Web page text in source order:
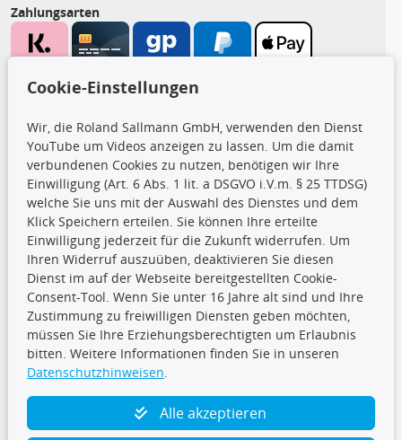
Zahlungsarten
CARAT Gruppe
Folge uns
Cookie-Einstellungen
Wir, die Roland Sallmann GmbH, verwenden den Dienst
YouTube um Videos anzeigen zu lassen. Um die damit
verbundenen Cookies zu nutzen, benötigen wir Ihre
Einwilligung (Art. 6 Abs. 1 lit. a DSGVO i.V.m. § 25 TTDSG)
welche Sie uns mit der Auswahl des Dienstes und dem
Klick Speichern erteilen. Sie können Ihre erteilte
Einwilligung jederzeit für die Zukunft widerrufen. Um
Ihren Widerruf auszuüben, deaktivieren Sie diesen
Dienst im auf der Webseite bereitgestellten Cookie-
Consent-Tool. Wenn Sie unter 16 Jahre alt sind und Ihre
Zustimmung zu freiwilligen Diensten geben möchten,
müssen Sie Ihre Erziehungsberechtigten um Erlaubnis
bitten. Weitere Informationen finden Sie in unseren
Datenschutzhinweisen.
Alle akzeptieren